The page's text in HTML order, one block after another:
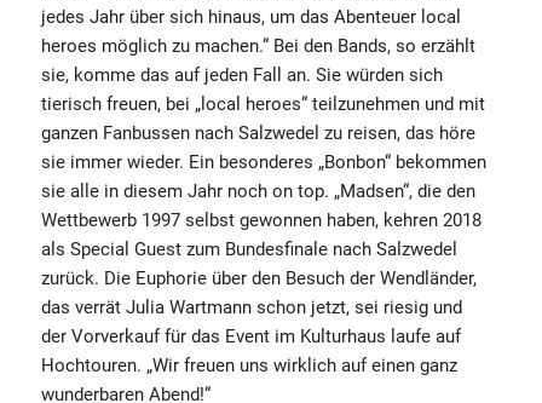
jedes Jahr über sich hinaus, um das Abenteuer local
heroes möglich zu machen.“ Bei den Bands, so erzählt
sie, komme das auf jeden Fall an. Sie würden sich
tierisch freuen, bei „local heroes“ teilzunehmen und mit
ganzen Fanbussen nach Salzwedel zu reisen, das höre
sie immer wieder. Ein besonderes „Bonbon“ bekommen
sie alle in diesem Jahr noch on top. „Madsen“, die den
Wettbewerb 1997 selbst gewonnen haben, kehren 2018
als Special Guest zum Bundesfinale nach Salzwedel
zurück. Die Euphorie über den Besuch der Wendländer,
das verrät Julia Wartmann schon jetzt, sei riesig und
der Vorverkauf für das Event im Kulturhaus laufe auf
Hochtouren. „Wir freuen uns wirklich auf einen ganz
wunderbaren Abend!“